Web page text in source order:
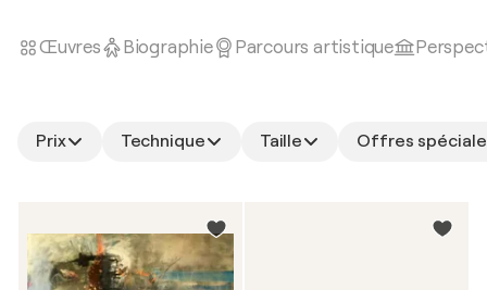
Œuvres Biographie Parcours artistique
Prix Technique Taille Offres